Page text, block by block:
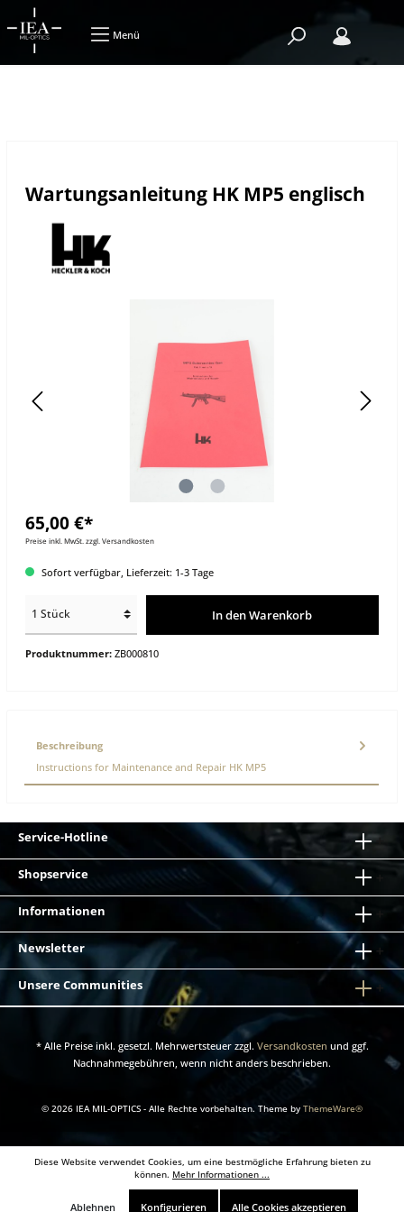
Menü
Wartungsanleitung HK MP5 englisch
65,00 €*
Preise inkl. MwSt. zzgl. Versandkosten
Sofort verfügbar, Lieferzeit: 1-3 Tage
In den Warenkorb
Produktnummer: ZB000810
Beschreibung
Instructions for Maintenance and Repair HK MP5
Service-Hotline
Shopservice
Informationen
Newsletter
Unsere Communities
* Alle Preise inkl. gesetzl. Mehrwertsteuer zzgl. Versandkosten und ggf.
Nachnahmegebühren, wenn nicht anders beschrieben.
© 2026 IEA MIL-OPTICS - Alle Rechte vorbehalten. Theme by ThemeWare®
Diese Website verwendet Cookies, um eine bestmögliche Erfahrung bieten zu
können. Mehr Informationen ...
Ablehnen Konfigurieren Alle Cookies akzeptieren